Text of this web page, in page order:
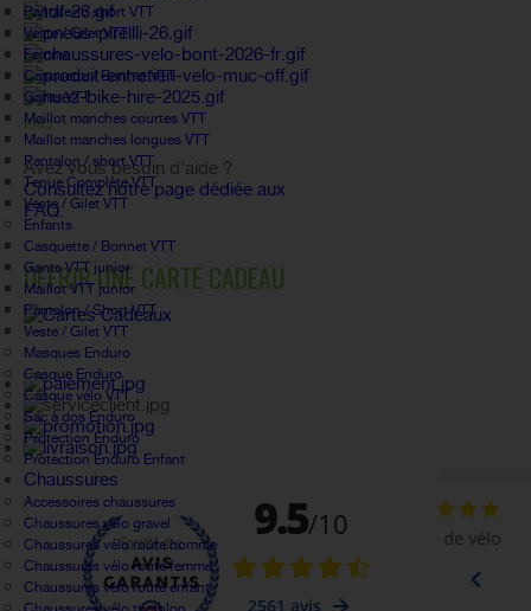
Pantalon / short VTT
Veste / Gilet VTT
Femme
Casquette / Bonnet VTT
Gants VTT
Maillot manches courtes VTT
Maillot manches longues VTT
Pantalon / short VTT
Tenue Complète VTT
Veste / Gilet VTT
Enfants
Casquette / Bonnet VTT
Gants VTT junior
Maillot VTT junior
Pantalon / Short VTT
Veste / Gilet VTT
Masques Enduro
Casque Enduro
Casque vélo VTT
Sac à dos Enduro
Protection Enduro
Protection Enduro Enfant
Chaussures
Accessoires chaussures
Chaussures vélo gravel
Chaussures vélo route homme
Chaussures vélo route femme
Chaussures vélo route enfant
FAQ
Avez vous besoin d'aide ?
Consultez notre page dédiée aux
FAQ.
OFFRIR UNE CARTE CADEAU